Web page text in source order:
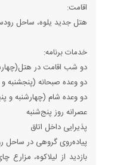
اقامت:
هتل جدید یلوه، ساحل
خدمات برنامه:
دو شب اقامت در
دو وعده صبحانه (پنجشنبه
دو وعده شام (چهارشنبه و
عصرانه روز پنج‌شنبه
پذیرایی داخل اتاق
پیاده‌روی گروهی در ساحل
بازدید از لیلاکوه،